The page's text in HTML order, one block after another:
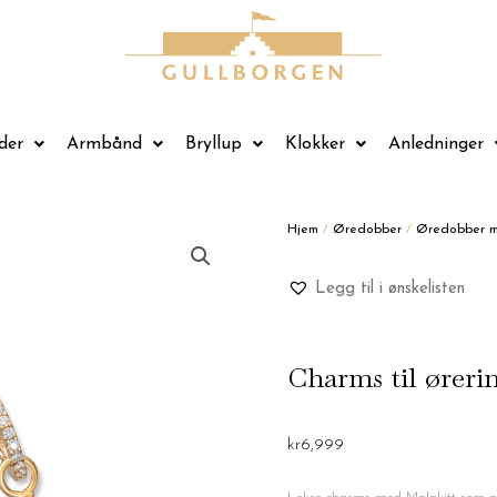
Armbånd Bryllup Klokker Anledninger
Hjem / Øredobber / Øredobber
Legg til i ønskelisten
Charms til
kr6,999